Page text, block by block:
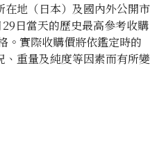
地（日本）及國內外公開市
日當天的歷史最高參考收購
。實際收購價將依鑑定時的
重量及純度等因素而有所變